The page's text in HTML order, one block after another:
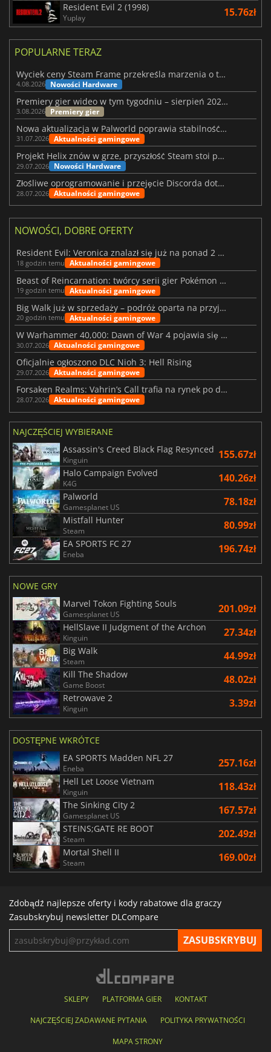
Resident Evil 2 (1998)
Yuplay 15.76zł
POPULARNE TERAZ
Wyciek ceny Steam Frame przekreśla marzenia o tanim zestawie VR
4.08.2026 Nowości Hardware
Premiery gier wideo w tym tygodniu – sierpień 2026 r. (32. tydzień)
3.08.2026 Premiery gier
Nowa aktualizacja w Palworld poprawia stabilność Sunreach i walk z bossami
31.07.2026 Aktualności gamingowe
Projekt Helix znów w grze, przyszłość Steam stoi pod znakiem zapytania
29.07.2026 Nowości Hardware
Złośliwe oprogramowanie i przejęcie Discorda dotknęły Meccha Chameleon
28.07.2026 Aktualności gamingowe
NOWOŚCI, DOBRE OFERTY
Resident Evil: Veronica znalazł się już na ponad 2 milionach list życzeń
18 godzin temu Aktualności gamingowe
Beast of Reincarnation: twórcy serii gier Pokémon wkraczają na nową ścieżkę
19 godzin temu Aktualności gamingowe
Big Walk już w sprzedaży – podróż oparta na przyjaźni
20 godzin temu Aktualności gamingowe
W Warhammer 40,000: Dawn of War 4 pojawia się frakcja Nekronów
30.07.2026 Aktualności gamingowe
Oficjalnie ogłoszono DLC Nioh 3: Hell Rising
29.07.2026 Aktualności gamingowe
Forsaken Realms: Vahrin’s Call trafia na rynek po dziesięciu latach prac
28.07.2026 Aktualności gamingowe
NAJCZĘŚCIEJ WYBIERANE
Assassin's Creed Black Flag Resynced
Kinguin 155.67zł
Halo Campaign Evolved
K4G 140.26zł
Palworld
Gamesplanet US 78.18zł
Mistfall Hunter
Steam 80.99zł
EA SPORTS FC 27
Eneba 196.74zł
NOWE GRY
Marvel Tokon Fighting Souls
Gamesplanet US 201.09zł
HellSlave II Judgment of the Archon
Kinguin 27.34zł
Big Walk
Steam 44.99zł
Kill The Shadow
Game Boost 48.02zł
Retrowave 2
Kinguin 3.39zł
DOSTĘPNE WKRÓTCE
EA SPORTS Madden NFL 27
Eneba 257.16zł
Hell Let Loose Vietnam
Kinguin 118.43zł
The Sinking City 2
Gamesplanet US 167.57zł
STEINS;GATE RE BOOT
Steam 202.49zł
Mortal Shell II
Steam 169.00zł
Zdobądź najlepsze oferty i kody rabatowe dla graczy
Zasubskrybuj newsletter DLCompare
SKLEPY PLATFORMA GIER KONTAKT
NAJCZĘŚCIEJ ZADAWANE PYTANIA POLITYKA PRYWATNOŚCI
MAPA STRONY